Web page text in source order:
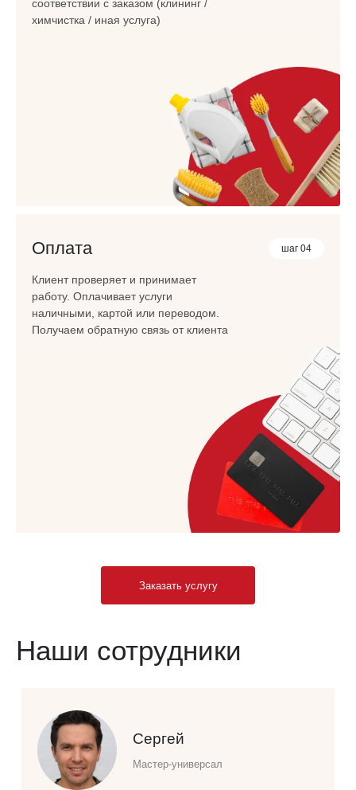
соответствии с заказом (клининг /
химчистка / иная услуга)
шаг 04
Оплата
Клиент проверяет и принимает
работу. Оплачивает услуги
наличными, картой или переводом.
Получаем обратную связь от клиента
Заказать услугу
Наши сотрудники
Сергей
Мастер-универсал